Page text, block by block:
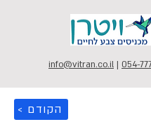
info@vitran.co.il | 054-
< הקודם